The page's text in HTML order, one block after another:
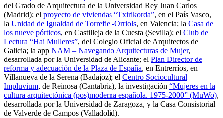
del Grado de Arquitectura de la Universidad Rey Juan Carlos
(Madrid); el proyecto de viviendas “Txirikorda”, en el País Vasco,
la Unidad de Igualdad de Torrefiel-Orriols, en Valencia; la Casa de
los nueve pórticos, en Castilleja de la Cuesta (Sevilla); el Club de
Lectura “Hai Mulleres”, del Colegio Oficial de Arquitectos de
Galicia; la app NAM – Navegando Arquitecturas de Mujer,
desarrollada por la Universidad de Alicante; el Plan Director de
reforma y adecuación de la Plaza de España, en Entrerríos, en
Villanueva de la Serena (Badajoz); el Centro Sociocultural
Impluvium, de Reinosa (Cantabria), la investigación “Mujeres en la
cultura arquitectónica (pos)moderna española. 1975-2000” (MuWo),
desarrollada por la Universidad de Zaragoza, y la Casa Consistorial
de Valverde de Campos (Valladolid).